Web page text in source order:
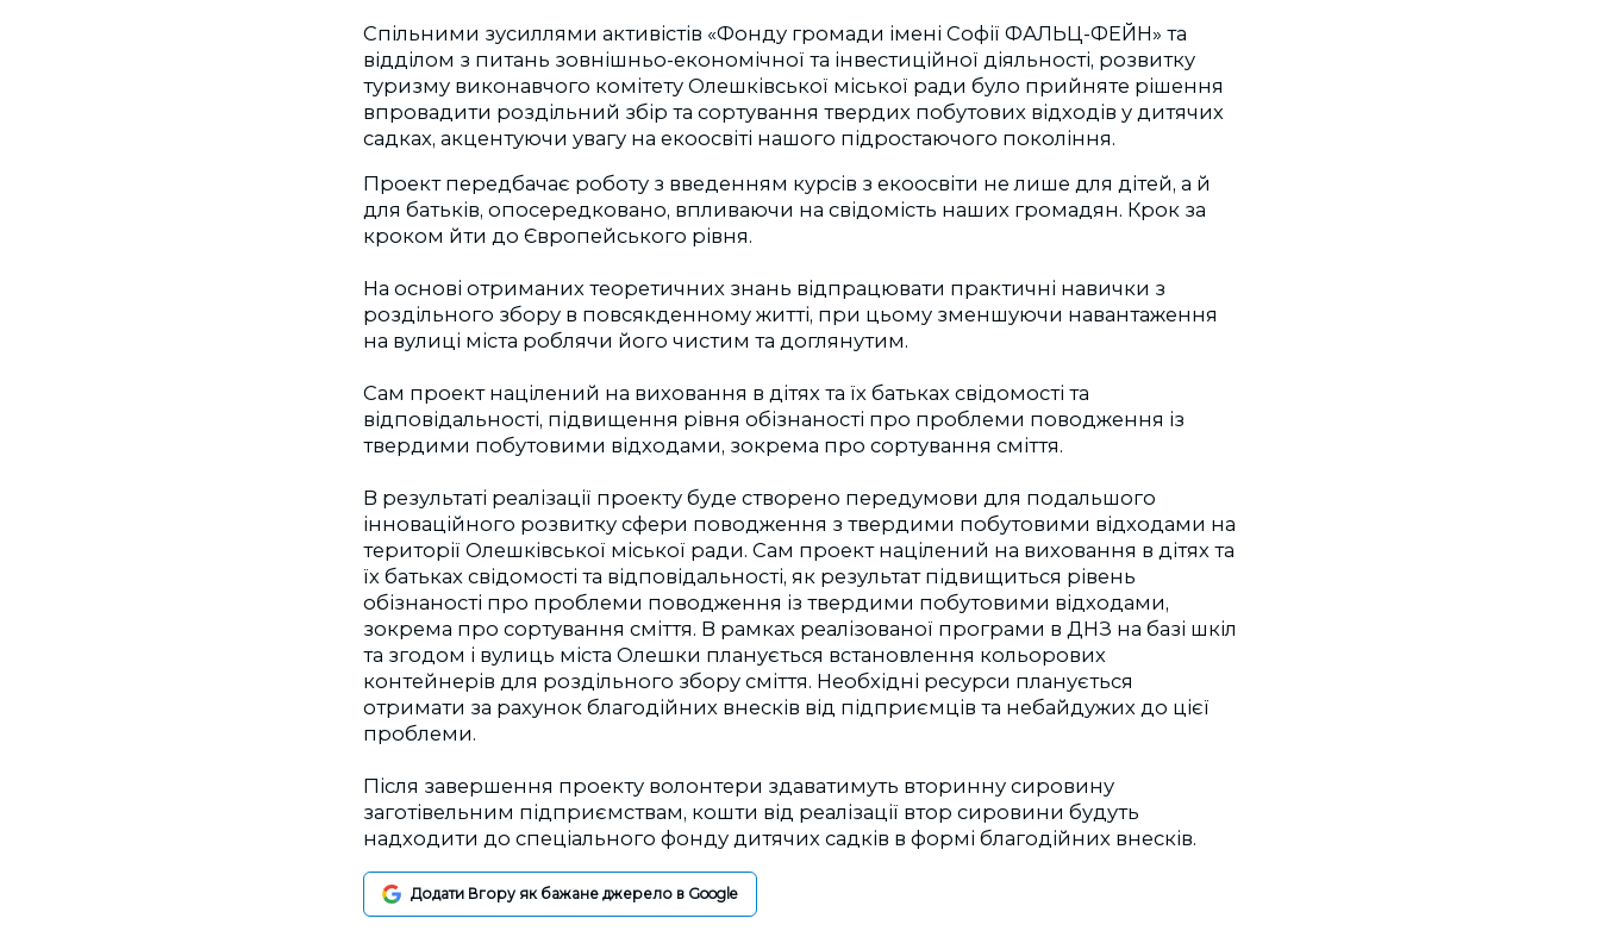
Спільними зусиллями активістів «Фонду громади імені Софії ФАЛЬЦ-ФЕЙН» та
відділом з питань зовнішньо-економічної та інвестиційної діяльності, розвитку
туризму виконавчого комітету Олешківської міської ради було прийняте рішення
впровадити роздільний збір та сортування твердих побутових відходів у дитячих
садках, акцентуючи увагу на екоосвіті нашого підростаючого покоління.
Проект передбачає роботу з введенням курсів з екоосвіти не лише для дітей, а й
для батьків, опосередковано, впливаючи на свідомість наших громадян. Крок за
кроком йти до Європейського рівня.
На основі отриманих теоретичних знань відпрацювати практичні навички з
роздільного збору в повсякденному житті, при цьому зменшуючи навантаження
на вулиці міста роблячи його чистим та доглянутим.
Сам проект націлений на виховання в дітях та їх батьках свідомості та
відповідальності, підвищення рівня обізнаності про проблеми поводження із
твердими побутовими відходами, зокрема про сортування сміття.
В результаті реалізації проекту буде створено передумови для подальшого
інноваційного розвитку сфери поводження з твердими побутовими відходами на
території Олешківської міської ради. Сам проект націлений на виховання в дітях та
їх батьках свідомості та відповідальності, як результат підвищиться рівень
обізнаності про проблеми поводження із твердими побутовими відходами,
зокрема про сортування сміття. В рамках реалізованої програми в ДНЗ на базі шкіл
та згодом і вулиць міста Олешки планується встановлення кольорових
контейнерів для роздільного збору сміття. Необхідні ресурси планується
отримати за рахунок благодійних внесків від підприємців та небайдужих до цієї
проблеми.
Після завершення проекту волонтери здаватимуть вторинну сировину
заготівельним підприємствам, кошти від реалізації втор сировини будуть
надходити до спеціального фонду дитячих садків в формі благодійних внесків.
Додати Вгору як бажане джерело в Google